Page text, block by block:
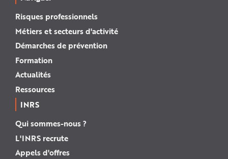
Risques professionnels
Métiers et secteurs d'activité
Démarches de prévention
Formation
Actualités
Ressources
INRS
Qui sommes-nous ?
L'INRS recrute
Appels d'offres